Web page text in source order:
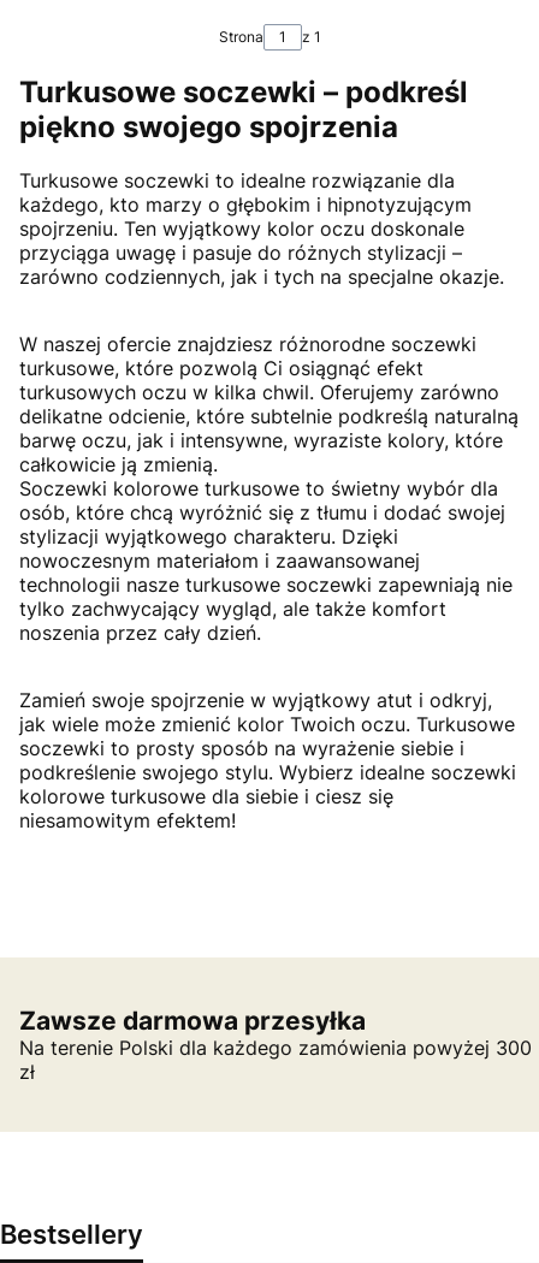
Strona z 1
Turkusowe soczewki – podkreśl
piękno swojego spojrzenia
Turkusowe soczewki to idealne rozwiązanie dla
każdego, kto marzy o głębokim i hipnotyzującym
spojrzeniu. Ten wyjątkowy kolor oczu doskonale
przyciąga uwagę i pasuje do różnych stylizacji –
zarówno codziennych, jak i tych na specjalne okazje.
W naszej ofercie znajdziesz różnorodne soczewki
turkusowe, które pozwolą Ci osiągnąć efekt
turkusowych oczu w kilka chwil. Oferujemy zarówno
delikatne odcienie, które subtelnie podkreślą naturalną
barwę oczu, jak i intensywne, wyraziste kolory, które
całkowicie ją zmienią.
Soczewki kolorowe turkusowe to świetny wybór dla
osób, które chcą wyróżnić się z tłumu i dodać swojej
stylizacji wyjątkowego charakteru. Dzięki
nowoczesnym materiałom i zaawansowanej
technologii nasze turkusowe soczewki zapewniają nie
tylko zachwycający wygląd, ale także komfort
noszenia przez cały dzień.
Zamień swoje spojrzenie w wyjątkowy atut i odkryj,
jak wiele może zmienić kolor Twoich oczu. Turkusowe
soczewki to prosty sposób na wyrażenie siebie i
podkreślenie swojego stylu. Wybierz idealne soczewki
kolorowe turkusowe dla siebie i ciesz się
niesamowitym efektem!
Zawsze darmowa przesyłka
Na terenie Polski dla każdego zamówienia powyżej 300
zł
Bestsellery